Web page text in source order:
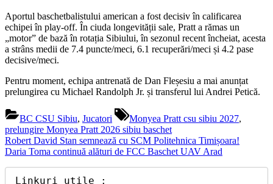
Aportul baschetbalistului american a fost decisiv în calificarea
echipei în play-off. În ciuda longevității sale, Pratt a rămas un
„motor” de bază în rotația Sibiului, în sezonul recent încheiat, acesta
a strâns medii de 7.4 puncte/meci, 6.1 recuperări/meci și 4.2 pase
decisive/meci.
Pentru moment, echipa antrenată de Dan Fleșesiu a mai anunțat
prelungirea cu Michael Randolph Jr. și transferul lui Andrei Petică.
BC CSU Sibiu, Jucatori
Tags:
Monyea Pratt csu sibiu 2027,
prelungire Monyea Pratt 2026 sibiu baschet
Navigare
în
articole
Previous
Post:
Robert David Stan semnează cu SCM Politehnica Timișoara!
Next
Daria Toma continuă alături de FCC Baschet UAV Arad